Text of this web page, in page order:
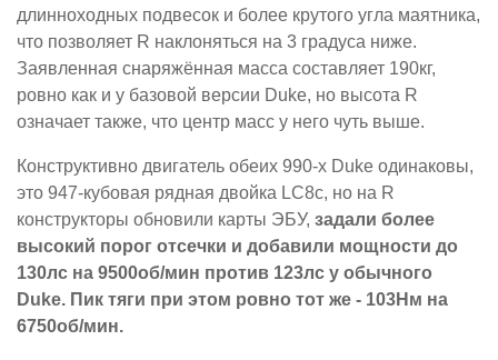
длинноходных подвесок и более крутого угла маятника,
что позволяет R наклоняться на 3 градуса ниже.
Заявленная снаряжённая масса составляет 190кг,
ровно как и у базовой версии Duke, но высота R
означает также, что центр масс у него чуть выше.
Конструктивно двигатель обеих 990-х Duke одинаковы,
это 947-кубовая рядная двойка LC8c, но на R
конструкторы обновили карты ЭБУ, задали более
высокий порог отсечки и добавили мощности до
130лс на 9500об/мин против 123лс у обычного
Duke. Пик тяги при этом ровно тот же - 103Нм на
6750об/мин.